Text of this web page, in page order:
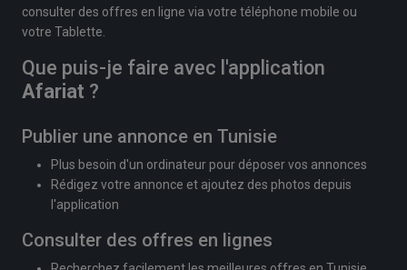
consulter des offres en ligne via votre téléphone mobile ou
votre Tablette.
Que puis-je faire avec l'application
Afariat ?
Publier une annonce en Tunisie
Plus besoin d'un ordinateur pour déposer vos annonces
Rédigez votre annonce et ajoutez des photos depuis
l'application
Consulter des offres en lignes